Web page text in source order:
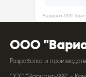
ООО
Разработка и